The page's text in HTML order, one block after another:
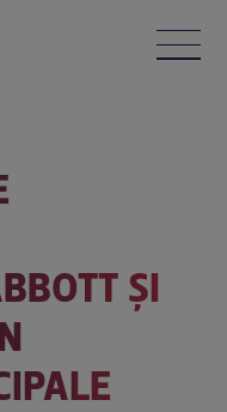
ȘI